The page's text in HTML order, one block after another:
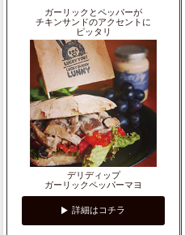
ガーリックとペッパーが
チキンサンドのアクセントに
ピッタリ
デリディップ
ガーリックペッパーマヨ
詳細はコチラ